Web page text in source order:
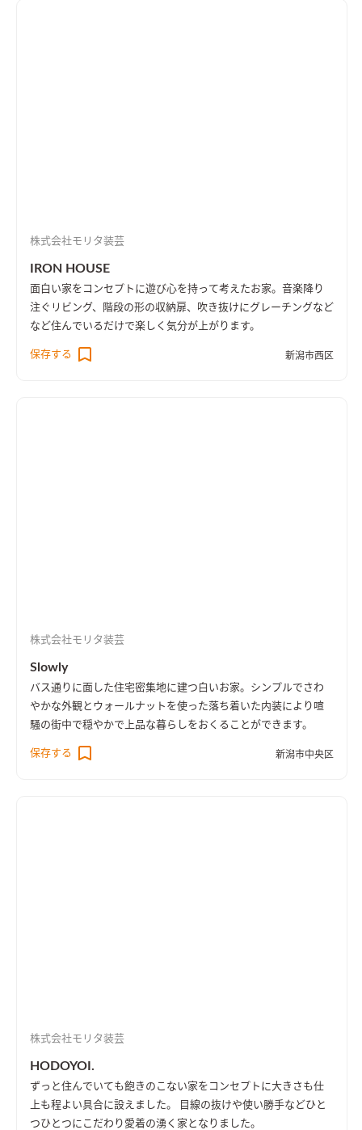
株式会社モリタ装芸
IRON HOUSE
面白い家をコンセプトに遊び心を持って考えたお家。音楽降り
注ぐリビング、階段の形の収納扉、吹き抜けにグレーチングなど
など住んでいるだけで楽しく気分が上がります。
保存する 新潟市西区
株式会社モリタ装芸
Slowly
バス通りに面した住宅密集地に建つ白いお家。シンプルでさわ
やかな外観とウォールナットを使った落ち着いた内装により喧
騒の街中で穏やかで上品な暮らしをおくることができます。
保存する 新潟市中央区
株式会社モリタ装芸
HODOYOI.
ずっと住んでいても飽きのこない家をコンセプトに大きさも仕
上も程よい具合に設えました。 目線の抜けや使い勝手などひと
つひとつにこだわり愛着の湧く家となりました。